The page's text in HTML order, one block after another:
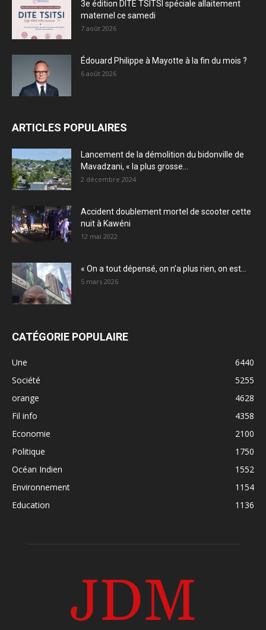
3e édition DITE TSITSI spéciale allaitement
maternel ce samedi
7 août 2026
Édouard Philippe à Mayotte à la fin du mois ?
6 août 2026
ARTICLES POPULAIRES
Lancement de la démolition du bidonville de
Mavadzani, « la plus grosse...
2 décembre 2024
Accident doublement mortel de scooter cette
nuit à Kawéni
12 mai 2022
« On a tout dépensé, on n’a plus rien, on est...
5 mars 2026
CATÉGORIE POPULAIRE
Une
6440
Société
5255
orange
4628
Fil info
4358
Economie
2100
Politique
1750
Océan Indien
1552
Environnement
1154
Education
1136